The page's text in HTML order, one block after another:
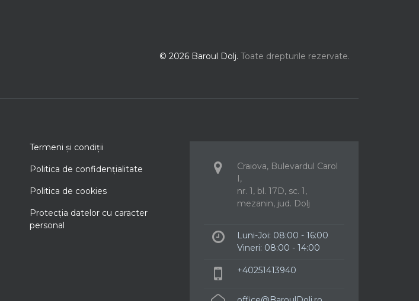
© 2026 Baroul Dolj. Toate drepturile rezervate.
Termeni şi condiţii
Politica de confidenţialitate
Politica de cookies
Protecţia datelor cu caracter
personal
Craiova, Bulevardul Carol
I,
nr. 1, bl. 17D, sc. 1,
mezanin, jud. Dolj
Luni-Joi: 08:00 - 16:00
Vineri: 08:00 - 14:00
+40251413940